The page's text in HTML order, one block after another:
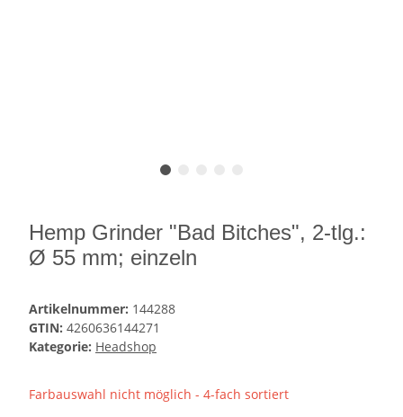
Hemp Grinder "Bad Bitches", 2-tlg.:
Ø 55 mm; einzeln
Artikelnummer: 144288
GTIN: 4260636144271
Kategorie: Headshop
Farbauswahl nicht möglich - 4-fach sortiert